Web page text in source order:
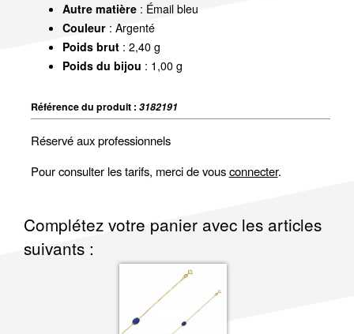
Autre matière: Émail bleu
Couleur: Argenté
Poids brut: 2,40 g
Poids du bijou : 1,00 g
Référence du produit : 3182191
Réservé aux professionnels
Pour consulter les tarifs, merci de vousconnecter.
Complétez votre panier avec les articles
suivants :